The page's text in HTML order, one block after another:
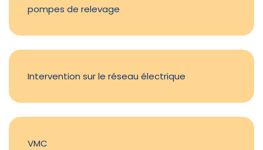
pompes de relevage
Intervention sur le réseau électrique
VMC